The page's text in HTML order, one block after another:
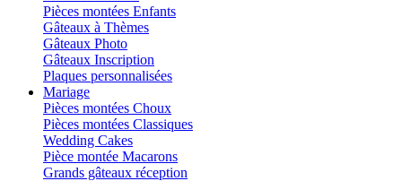
Pièces montées Enfants
Gâteaux à Thèmes
Gâteaux Photo
Gâteaux Inscription
Plaques personnalisées
Mariage
Pièces montées Choux
Pièces montées Classiques
Wedding Cakes
Pièce montée Macarons
Grands gâteaux réception